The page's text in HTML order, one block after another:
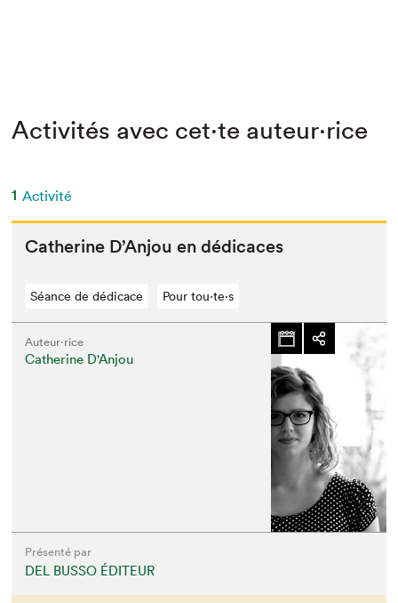
Activités avec cet·te auteur·rice
1 Activité
Cather­ine D’An­jou en dédicaces
Séance de dédicace Pour tou⋅te⋅s
Auteur·rice
Catherine D'Anjou
Présenté par
DEL BUSSO ÉDITEUR